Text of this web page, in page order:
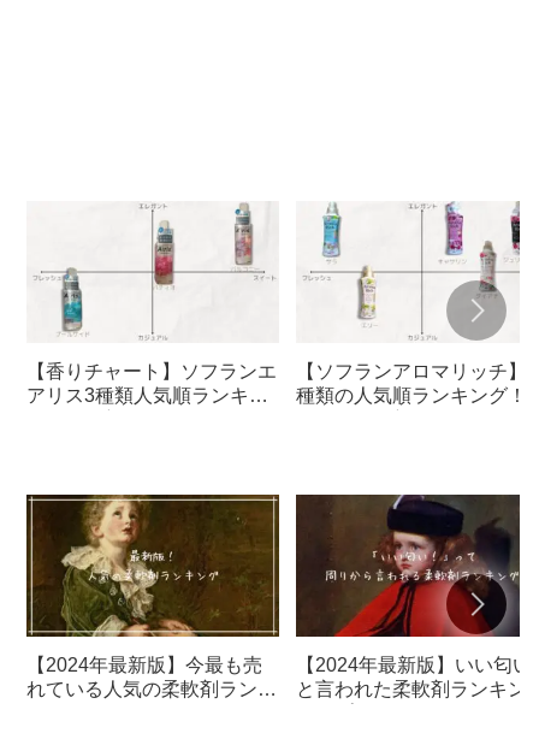
【香りチャート】ソフランエ
アリス3種類人気順ランキン
【ソフランアロマリッチ】5
種類の人気順ランキング！
【2024年最新版】今最も売
れている人気の柔軟剤ランキ
【2024年最新版】いい匂い
と言われた柔軟剤ランキン